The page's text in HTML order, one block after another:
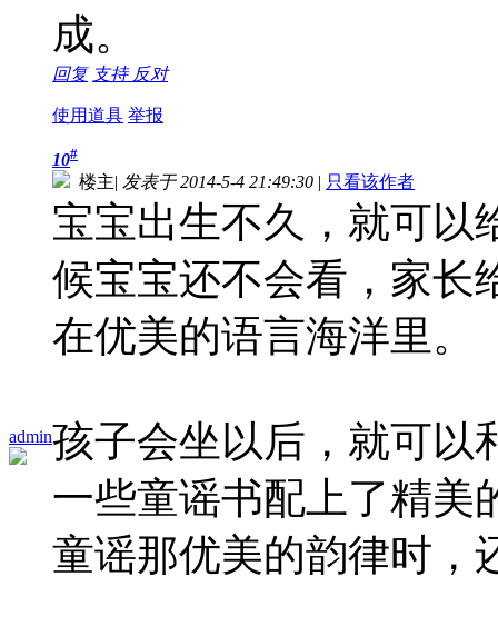
成。
回复 支持 反对
使用道具 举报
admin
10#
楼主| 发表于 2014-5-4 21:49:30 | 只看该作者
宝宝出生不久，就可以
候宝宝还不会看，家长
在优美的语言海洋里。
孩子会坐以后，就可以
一些童谣书配上了精美
童谣那优美的韵律时，